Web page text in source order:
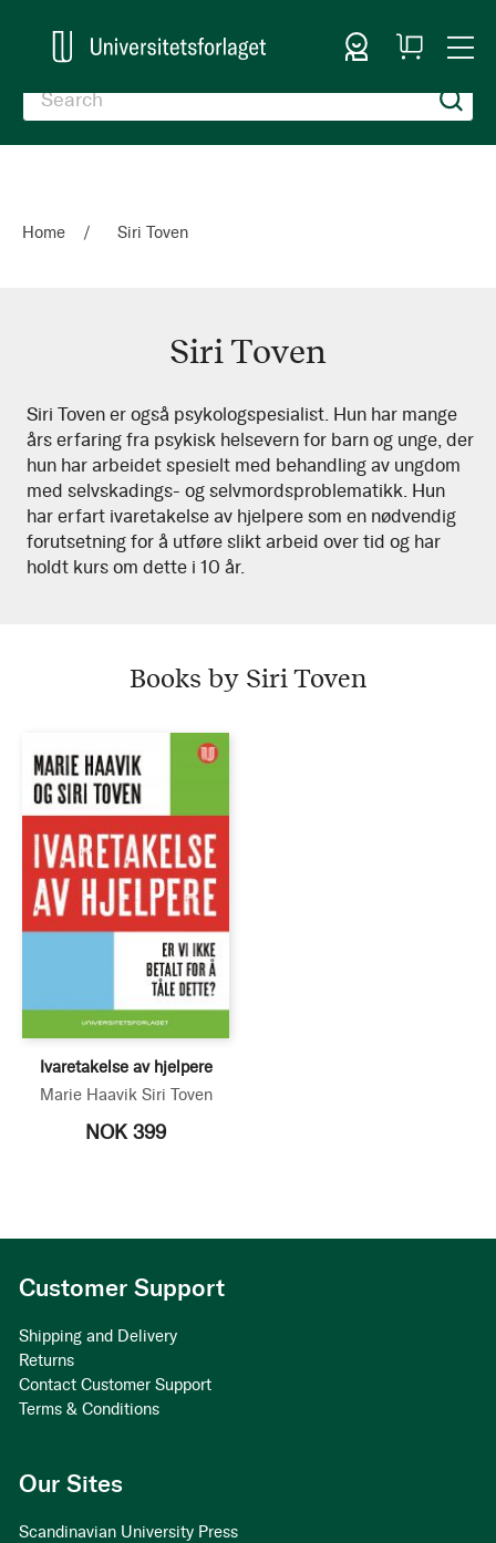
Sign In
My
Cart
Home Siri Toven
Siri Toven
Siri
Toven
Siri Toven er også psykologspesialist. Hun har mange
års erfaring fra psykisk helsevern for barn og unge, der
hun har arbeidet spesielt med behandling av ungdom
med selvskadings- og selvmordsproblematikk. Hun
har erfart ivaretakelse av hjelpere som en nødvendig
forutsetning for å utføre slikt arbeid over tid og har
holdt kurs om dette i 10 år.
Books by Siri Toven
Ivaretakelse av hjelpere
Marie Haavik Siri Toven
NOK 399
Customer Support
Shipping and Delivery
Returns
Contact Customer Support
Terms & Conditions
Our Sites
Scandinavian University Press